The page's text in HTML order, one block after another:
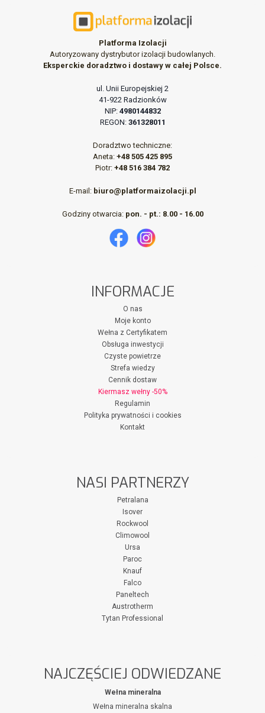
Platforma Izolacji
Autoryzowany dystrybutor izolacji budowlanych.
Eksperckie doradztwo i dostawy w całej Polsce.
ul. Unii Europejskiej 2
41-922 Radzionków
NIP: 4980144832
REGON: 361328011
Doradztwo techniczne:
Aneta: +48 505 425 895
Piotr: +48 516 384 782
E-mail: biuro@platformaizolacji.pl
Godziny otwarcia: pon. - pt.: 8.00 - 16.00
INFORMACJE
O nas
Moje konto
Wełna z Certyfikatem
Obsługa inwestycji
Czyste powietrze
Strefa wiedzy
Cennik dostaw
Kiermasz wełny -50%
Regulamin
Polityka prywatności i cookies
Kontakt
NASI PARTNERZY
Petralana
Isover
Rockwool
Climowool
Ursa
Paroc
Knauf
Falco
Paneltech
Austrotherm
Tytan Professional
NAJCZĘŚCIEJ ODWIEDZANE
Wełna mineralna
Wełna mineralna skalna